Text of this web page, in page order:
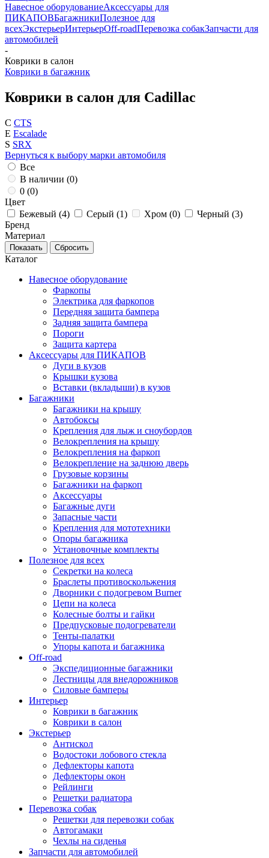
Навесное оборудованиеАксессуары для
ПИКАПОВБагажникиПолезное для
всехЭкстерьерИнтерьерOff-roadПеревозка собакЗапчасти для
автомобилей
-
Коврики в салон
Коврики в багажник
Коврики в салон для Cadillac
C CTS
E Escalade
S SRX
Вернуться к выбору марки автомобиля
Все
В наличии (0)
0 (0)
Цвет
Бежевый (4) Серый (1) Хром (0) Черный (3)
Бренд
Материал
Каталог
Навесное оборудование
Фаркопы
Электрика для фаркопов
Передняя защита бампера
Задняя защита бампера
Пороги
Защита картера
Аксессуары для ПИКАПОВ
Дуги в кузов
Крышки кузова
Вставки (вкладыши) в кузов
Багажники
Багажники на крышу
Автобоксы
Крепления для лыж и сноубордов
Велокрепления на крышу
Велокрепления на фаркоп
Велокрепление на заднюю дверь
Грузовые корзины
Багажники на фаркоп
Аксессуары
Багажные дуги
Запасные части
Крепления для мототехники
Опоры багажника
Установочные комплекты
Полезное для всех
Секретки на колеса
Браслеты противоскольжения
Дворники с подогревом Burner
Цепи на колеса
Колесные болты и гайки
Предпусковые подогреватели
Тенты-палатки
Упоры капота и багажника
Off-road
Экспедиционные багажники
Лестницы для внедорожников
Силовые бамперы
Интерьер
Коврики в багажник
Коврики в салон
Экстерьер
Антискол
Водостоки лобового стекла
Дефлекторы капота
Дефлекторы окон
Рейлинги
Решетки радиатора
Перевозка собак
Решетки для перевозки собак
Автогамаки
Чехлы на сиденья
Запчасти для автомобилей